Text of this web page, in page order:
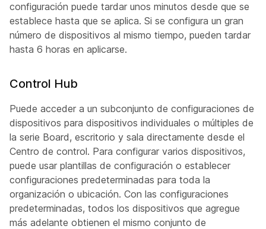
configuración puede tardar unos minutos desde que se
establece hasta que se aplica. Si se configura un gran
número de dispositivos al mismo tiempo, pueden tardar
hasta 6 horas en aplicarse.
Control Hub
Puede acceder a un subconjunto de configuraciones de
dispositivos para dispositivos individuales o múltiples de
la serie Board, escritorio y sala directamente desde el
Centro de control. Para configurar varios dispositivos,
puede usar plantillas de configuración o establecer
configuraciones predeterminadas para toda la
organización o ubicación. Con las configuraciones
predeterminadas, todos los dispositivos que agregue
más adelante obtienen el mismo conjunto de